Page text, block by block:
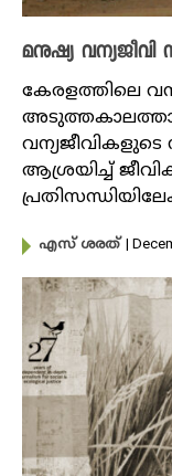
മനുഷ്യ
കേരളത്തിലെ
വന്യജീവികളുടെ
ആശ്രയിച്ച്
എസ് ശരത് |